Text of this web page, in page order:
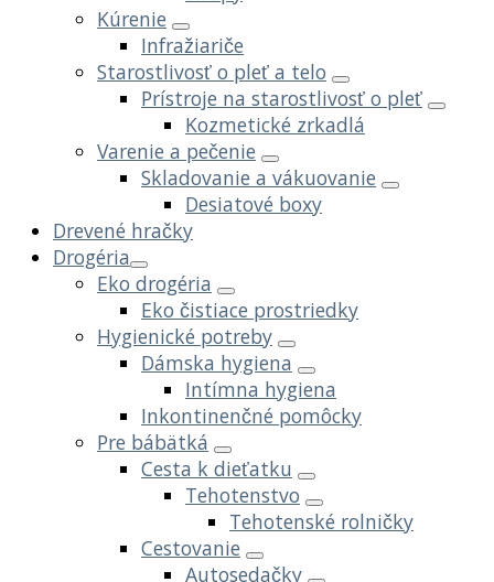
Kúrenie
Infražiariče
Starostlivosť o pleť a telo
Prístroje na starostlivosť o pleť
Kozmetické zrkadlá
Varenie a pečenie
Skladovanie a vákuovanie
Desiatové boxy
Drevené hračky
Drogéria
Eko drogéria
Eko čistiace prostriedky
Hygienické potreby
Dámska hygiena
Intímna hygiena
Inkontinenčné pomôcky
Pre bábätká
Cesta k dieťatku
Tehotenstvo
Tehotenské rolničky
Cestovanie
Autosedačky